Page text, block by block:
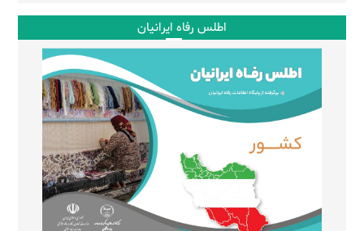
اطلس رفاه ایرانیان